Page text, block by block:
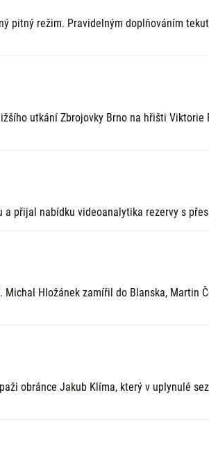
pitný režim. Pravidelným doplňováním
utkání Zbrojovky Brno na hřišti Viktorie
přijal nabídku videoanalytika rezervy s
Hložánek zamířil do Blanska, Martin
obránce Jakub Klíma, který v uplynulé